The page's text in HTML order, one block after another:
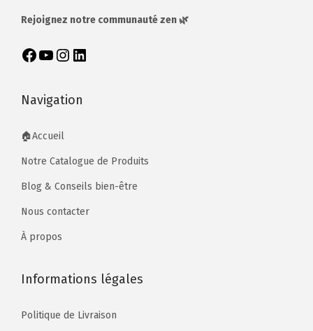
Rejoignez notre communauté zen 🌿
Navigation
🏠Accueil
Notre Catalogue de Produits
Blog & Conseils bien-être
Nous contacter
À propos
Informations légales
Politique de Livraison